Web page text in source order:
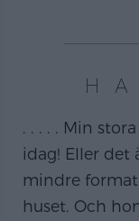
H
. . . . . Min
idag! Eller det
mindre
huset. Och